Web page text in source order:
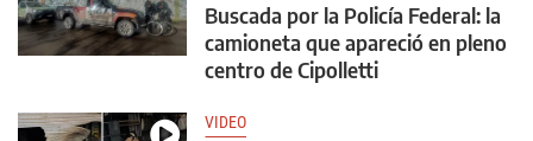
Buscada por la Policía Federal: la
camioneta que apareció en pleno
centro de Cipolletti
VIDEO